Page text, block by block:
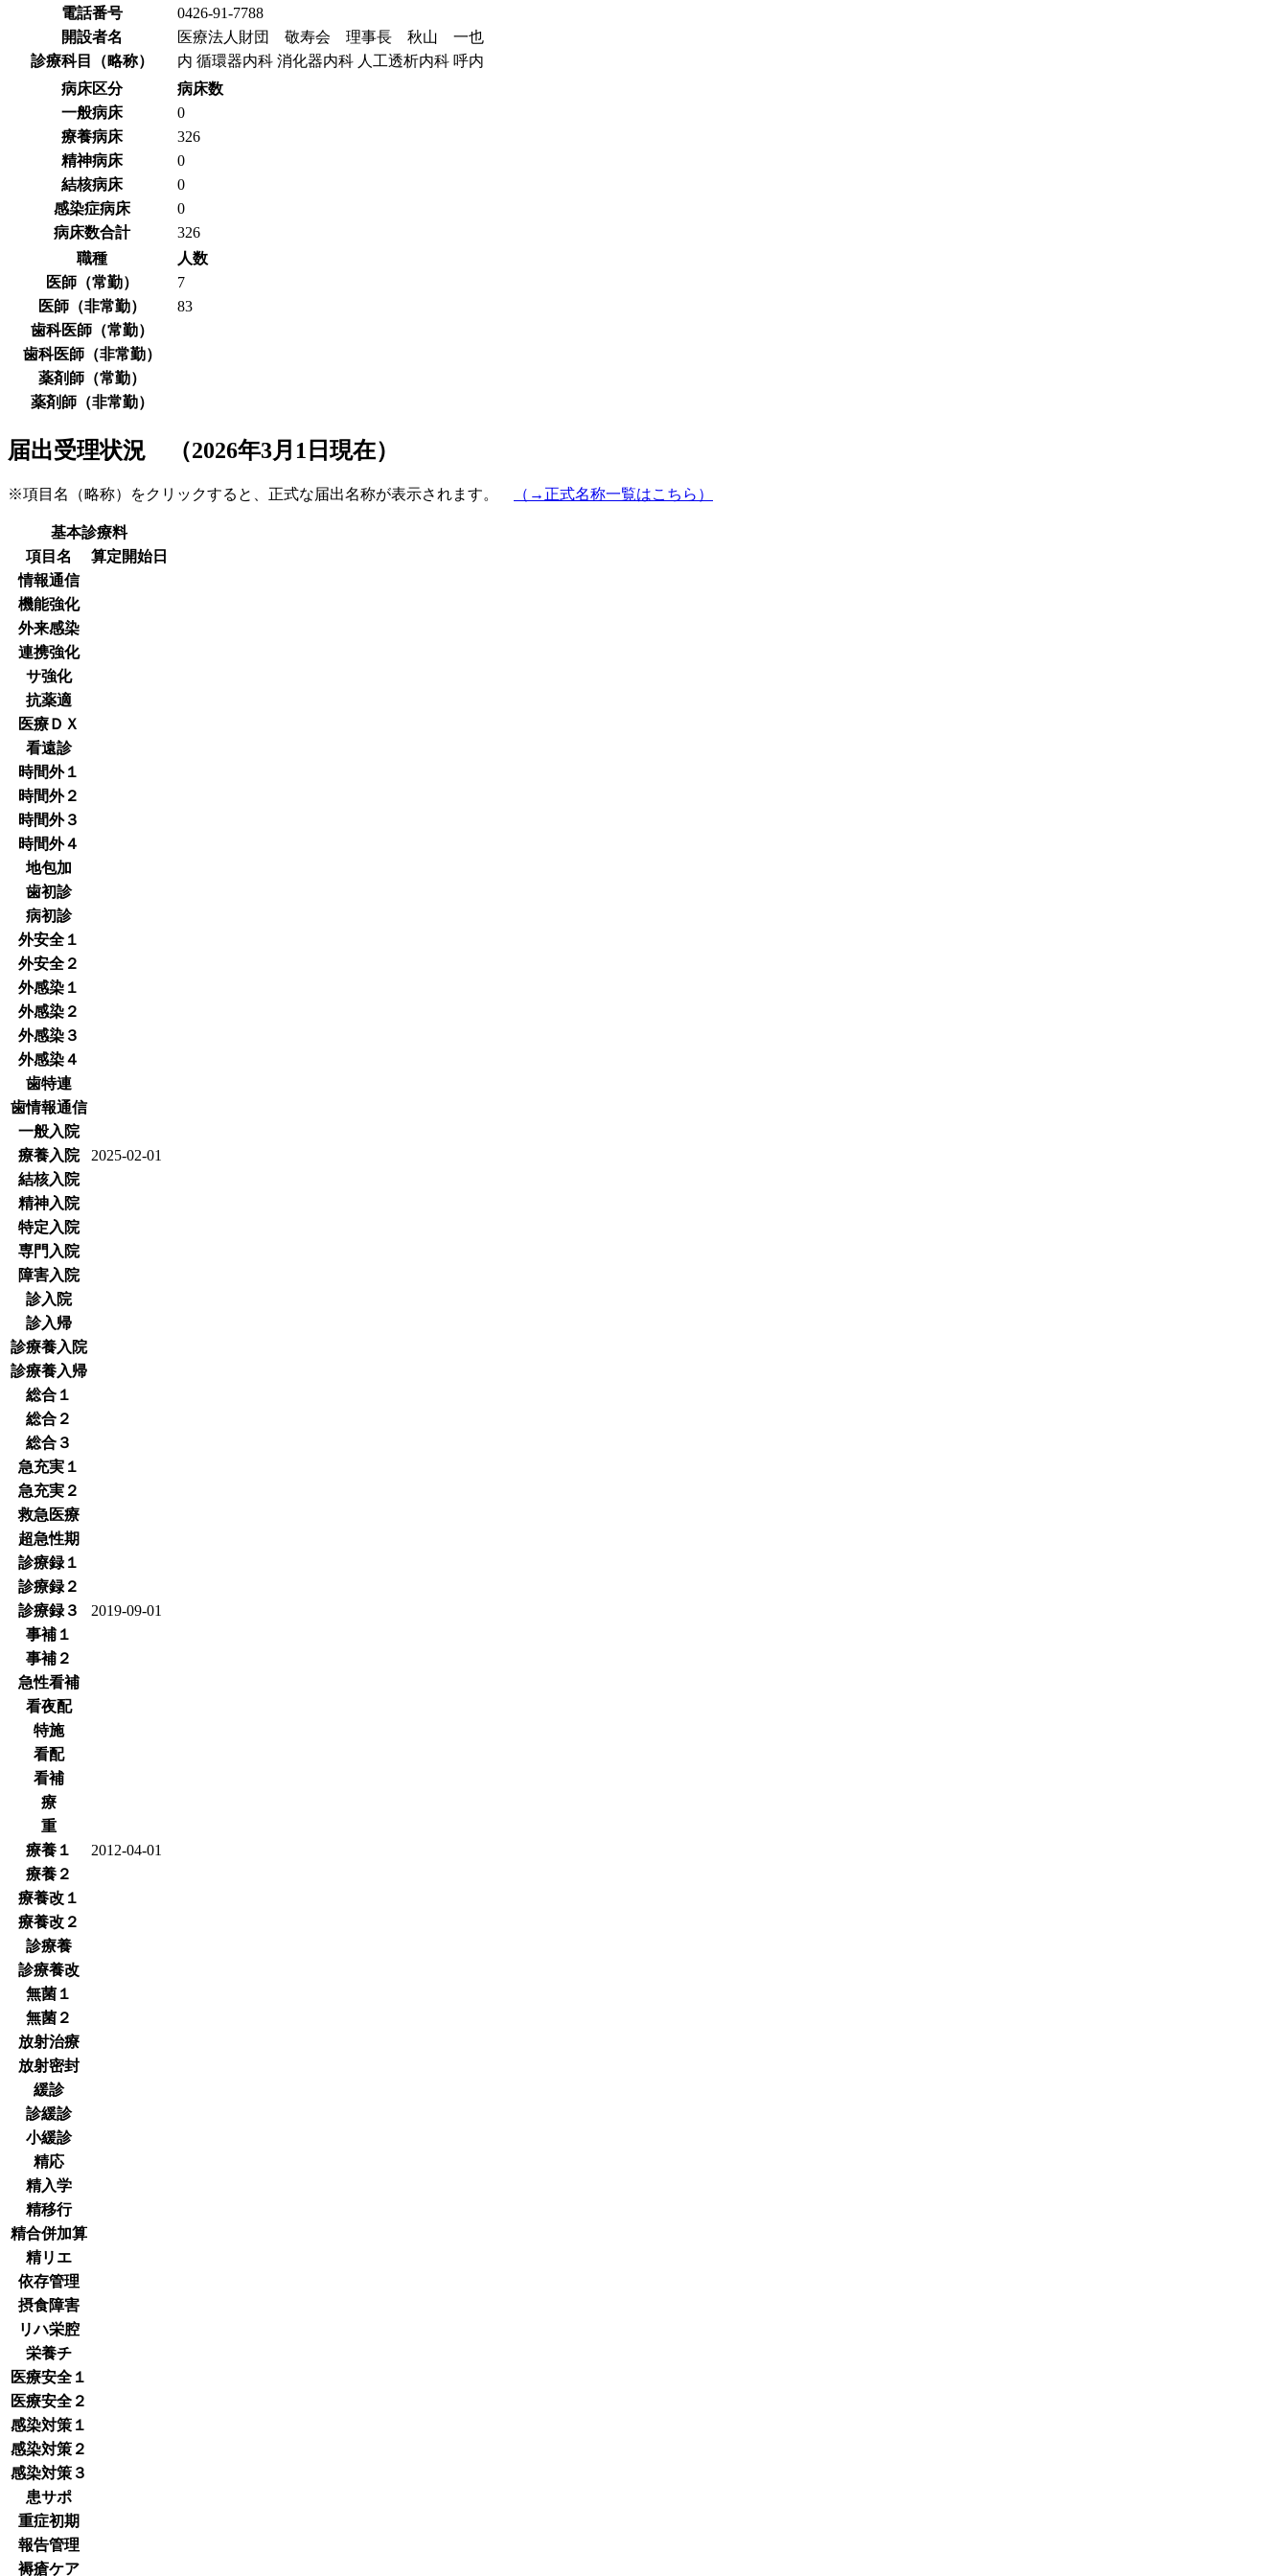
電話番号
0426-91-7788
開設者名
医療法人財団 敬寿会 理事長 秋山 一也
診療科目（略称）
内 循環器内科 消化器内科 人工透析内科 呼内
病床区分
病床数
一般病床
0
療養病床
326
精神病床
0
結核病床
0
感染症病床
0
病床数合計
326
職種
人数
医師（常勤）
7
医師（非常勤）
83
歯科医師（常勤）
歯科医師（非常勤）
薬剤師（常勤）
薬剤師（非常勤）
届出受理状況 （2026年3月1日現在）
※項目名（略称）をクリックすると、正式な届出名称が表示されます。 （→正式名称一覧はこちら）
基本診療料
項目名
算定開始日
情報通信
機能強化
外来感染
連携強化
サ強化
抗薬適
医療ＤＸ
看遠診
時間外１
時間外２
時間外３
時間外４
地包加
歯初診
病初診
外安全１
外安全２
外感染１
外感染２
外感染３
外感染４
歯特連
歯情報通信
一般入院
療養入院
2025-02-01
結核入院
精神入院
特定入院
専門入院
障害入院
診入院
診入帰
診療養入院
診療養入帰
総合１
総合２
総合３
急充実１
急充実２
救急医療
超急性期
診療録１
診療録２
診療録３
2019-09-01
事補１
事補２
急性看補
看夜配
特施
看配
看補
療
重
療養１
2012-04-01
療養２
療養改１
療養改２
診療養
診療養改
無菌１
無菌２
放射治療
放射密封
緩診
診緩診
小緩診
精応
精入学
精移行
精合併加算
精リエ
依存管理
摂食障害
リハ栄腔
栄養チ
医療安全１
医療安全２
感染対策１
感染対策２
感染対策３
患サポ
重症初期
報告管理
褥瘡ケア